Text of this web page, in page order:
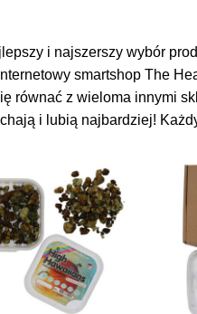
i najszerszy wybór
smartshop The
równać z wieloma innymi
i lubią najbardziej!